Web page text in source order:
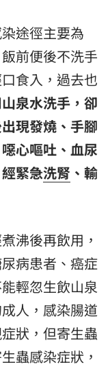
途徑主要為
前便後不洗手
食入，過去也
泉水洗手，卻
現發燒、手腳
心嘔吐、血尿
緊急洗腎 、輸
沸後再飲用，
病患者、癌症
輕忽生飲山泉
人，感染腸道
狀，但寄生蟲
蟲感染症狀，